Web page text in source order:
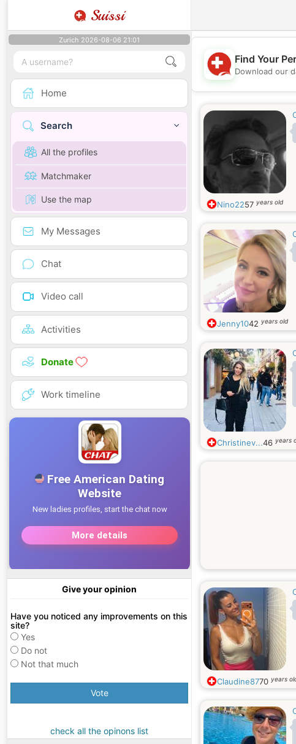
Suissi
Zurich 2026-08-06 21:01
Home
Search
All the profiles
Matchmaker
Use the map
My Messages
Chat
Video call
Activities
Donate
Work timeline
Give your opinion
Have you noticed any improvements on this
site?
Yes
Do not
Not that much
Vote
check all the opinons list
💖
Find Your
Download our
Nino2257 years old
Jenny1042 years old
Christinev...46 years
Claudine8770 years